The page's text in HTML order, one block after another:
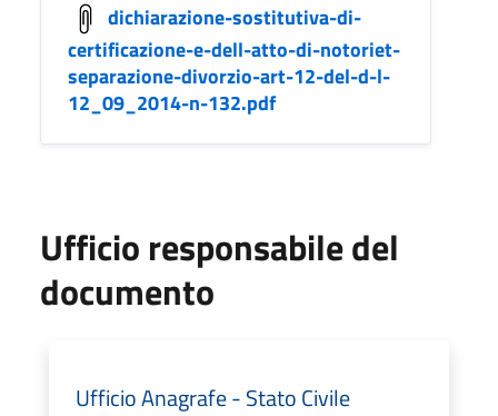
dichiarazione-sostitutiva-di-
certificazione-e-dell-atto-di-notoriet-
separazione-divorzio-art-12-del-d-l-
12_09_2014-n-132.pdf
Ufficio responsabile del
documento
Ufficio Anagrafe - Stato Civile